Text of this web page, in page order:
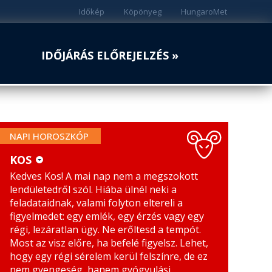
HungaroMet
Köpönyeg
Időkép
IDŐJÁRÁS ELŐREJELZÉS »
NAPI HOROSZKÓP
KOS
BIKA
IKREK
RÁK
MÉRLEG
SKORPIÓ
NYILAS
BAK
KOS
Kedves Kos! A mai nap nem a megszokott
lendületedről szól. Hiába ülnél neki a
feladataidnak, valami folyton eltereli a
figyelmedet: egy emlék, egy érzés vagy egy
régi, lezáratlan ügy. Ne erőltesd a tempót.
Most az visz előre, ha befelé figyelsz. Lehet,
hogy egy régi sérelem kerül felszínre, de ez